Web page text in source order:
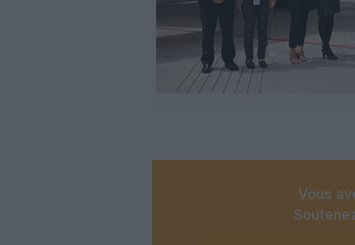
Vous